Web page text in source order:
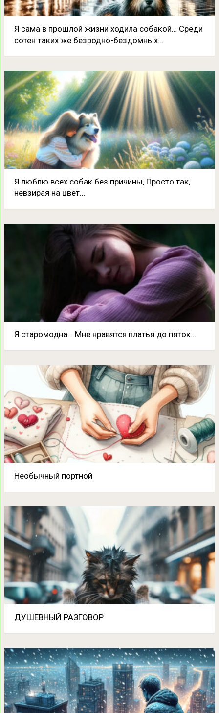
Я сама в прошлой жизни ходила собакой… Среди
сотен таких же безродно-бездомных…
Я люблю всех собак без причины, Просто так,
невзирая на цвет…
Я старомодна… Мне нравятся платья до пяток…
Необычный портной
ДУШЕВНЫЙ РАЗГОВОР